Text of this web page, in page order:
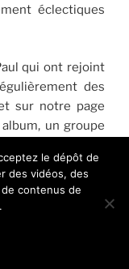
éclectiques
qui ont rejoint
des
sur notre page
un groupe
musicale a eu
à dire un billet
une année / un
le dépôt de
des vidéos, des
contenus de